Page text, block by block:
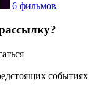
6 фильмов
событиях